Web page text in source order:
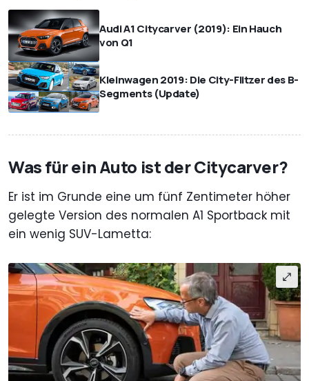
Audi A1 Citycarver (2019): Ein Hauch
von Q1
Kleinwagen 2019: Die City-Flitzer des B-
Segments (Update)
Was für ein Auto ist der Citycarver?
Er ist im Grunde eine um fünf Zentimeter höher
gelegte Version des normalen A1 Sportback mit
ein wenig SUV-Lametta: